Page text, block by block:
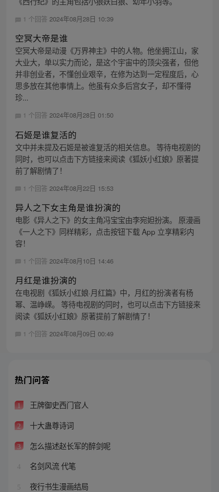
1 个回答 2024年08月28日 10:39
空冥大帝是谁
空冥大帝是动漫《万界神主》中的人物。他坐拥江山，家
大业大，单以实力而论，是这个宇宙中的顶尖强者，但他
并非创业者，不懂创业艰辛，在修为达到一定程度后，心
思多放在其他事情上。他虽有众多后宫女子，却不懂得
珍...
1 个回答 2024年08月28日 01:50
石姬是谁复活的
文中并未提及石姬是被谁复活的相关信息。 等待电视剧的
同时，也可以点击下方链接来阅读《狐妖小红娘》原著提
前了解剧情了！
1 个回答 2024年08月22日 15:53
异人之下女主角是谁扮演的
电影《异人之下》的女主角冯宝宝由李宛妲扮演。 原漫画
《一人之下》同样精彩，点击按钮下载 App 立享精彩内
容！
1 个回答 2024年08月10日 14:46
月红是谁扮演的
在电视剧《狐妖小红娘·月红篇》中，月红的扮演者有杨
幂、温峥嵘。 等待电视剧的同时，也可以点击下方链接来
阅读《狐妖小红娘》原著提前了解剧情了！
1 个回答 2024年08月09日 00:49
热门问答
1 王牌御史西门官人
2 十大蛊尊诗词
3 怎么描述赵长军的醉剑呢
4 名剑风流 代笔
5 夜行书生漫画结局